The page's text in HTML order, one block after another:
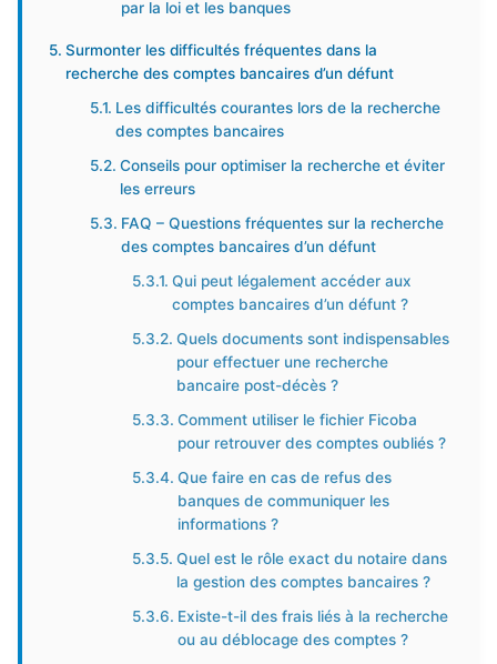
par la loi et les banques
Surmonter les difficultés fréquentes dans la
recherche des comptes bancaires d’un défunt
Les difficultés courantes lors de la recherche
des comptes bancaires
Conseils pour optimiser la recherche et éviter
les erreurs
FAQ – Questions fréquentes sur la recherche
des comptes bancaires d’un défunt
Qui peut légalement accéder aux
comptes bancaires d’un défunt ?
Quels documents sont indispensables
pour effectuer une recherche
bancaire post-décès ?
Comment utiliser le fichier Ficoba
pour retrouver des comptes oubliés ?
Que faire en cas de refus des
banques de communiquer les
informations ?
Quel est le rôle exact du notaire dans
la gestion des comptes bancaires ?
Existe-t-il des frais liés à la recherche
ou au déblocage des comptes ?